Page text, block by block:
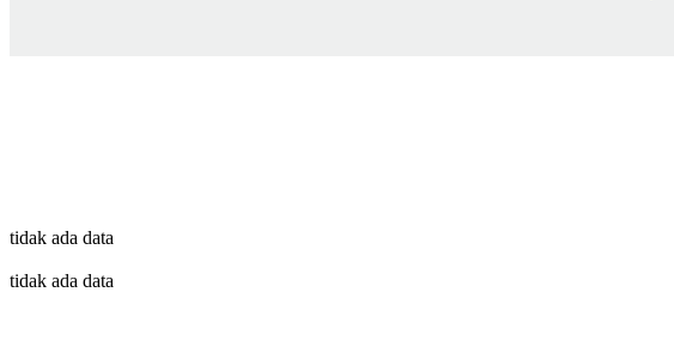
tidak ada data
tidak ada data